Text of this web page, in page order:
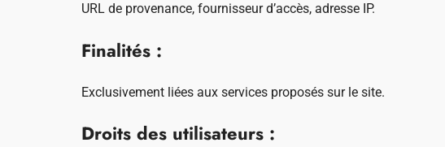
URL de provenance, fournisseur d’accès, adresse IP.
Finalités :
Exclusivement liées aux services proposés sur le site.
Droits des utilisateurs :